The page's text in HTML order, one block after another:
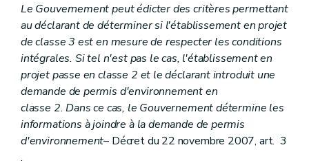
Le Gouvernement peut édicter des critères permettant
au déclarant de déterminer si l'établissement en projet
de classe 3 est en mesure de respecter les conditions
intégrales. Si tel n'est pas le cas, l'établissement en
projet passe en classe 2 et le déclarant introduit une
demande de permis d'environnement en
classe 2. Dans ce cas, le Gouvernement détermine les
informations à joindre à la demande de permis
d'environnement– Décret du 22 novembre 2007, art. 3
.